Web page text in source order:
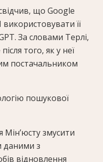
що Google
її
За словами Терлі,
того, як у неї
постачальником
пошукової
Мін’юсту змусити
даними з
відновлення